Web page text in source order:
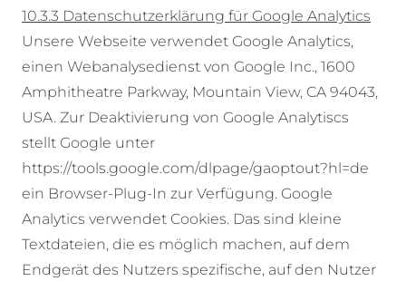
10.3.3 Datenschutzerklärung für Google Analytics
Unsere Webseite verwendet Google Analytics,
einen Webanalysedienst von Google Inc., 1600
Amphitheatre Parkway, Mountain View, CA 94043,
USA. Zur Deaktivierung von Google Analytiscs
stellt Google unter
https://tools.google.com/dlpage/gaoptout?hl=de
ein Browser-Plug-In zur Verfügung. Google
Analytics verwendet Cookies. Das sind kleine
Textdateien, die es möglich machen, auf dem
Endgerät des Nutzers spezifische, auf den Nutzer